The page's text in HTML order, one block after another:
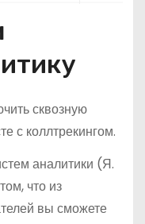
сквозную
с коллтрекингом.
аналитики (Я.
что из
вы сможете